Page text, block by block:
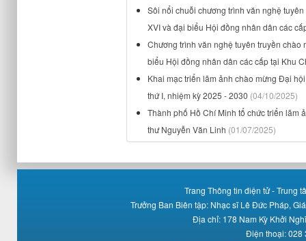
Sôi nổi chuỗi chương trình văn nghệ
XVI và đại biểu Hội đồng nhân dân các
Chương trình văn nghệ tuyên truyền
biểu Hội đồng nhân dân các cấp tại Khu
Khai mạc triển lãm ảnh chào mừng Đại
thứ I, nhiệm kỳ 2025 - 2030 (04/10/2025)
Thành phố Hồ Chí Minh tổ chức triển lãm
thư Nguyễn Văn Linh (01/07/2025)
Trang Thông tin điện tử - Trung
Trưởng Ban Biên tập: Nhạc sĩ Lê Đức Pháp,
Địa chỉ: 178 Nam Kỳ Khởi
Điện thoại: 028